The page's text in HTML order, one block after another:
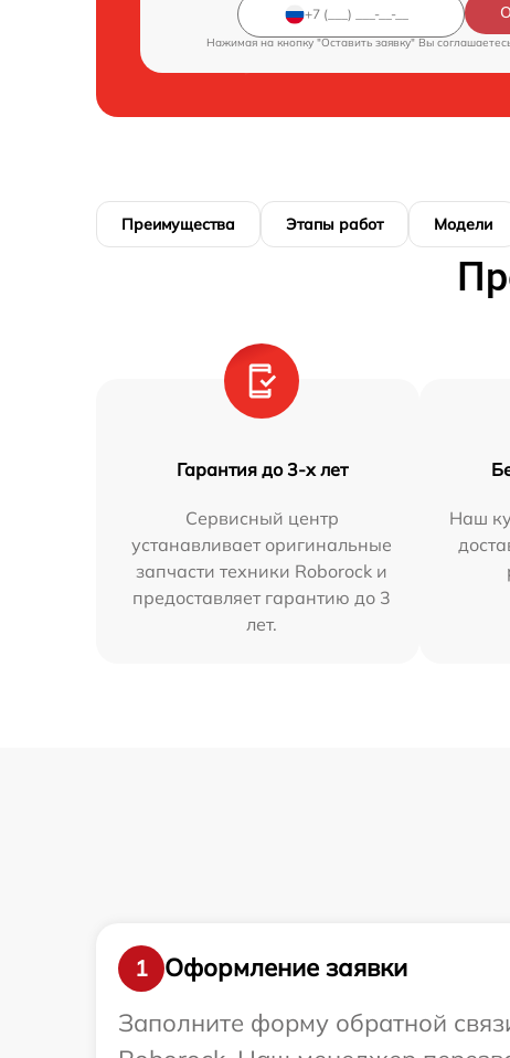
Нажимая на кнопку "Оставить заявку" Вы
Преимущества Этапы работ Модели
Гарантия до 3-х лет
Сервисный центр
устанавливает оригинальные
запчасти техники Roborock и
предоставляет гарантию до 3
лет.
Наш
1
Оформление заявки
Заполните форму обратной